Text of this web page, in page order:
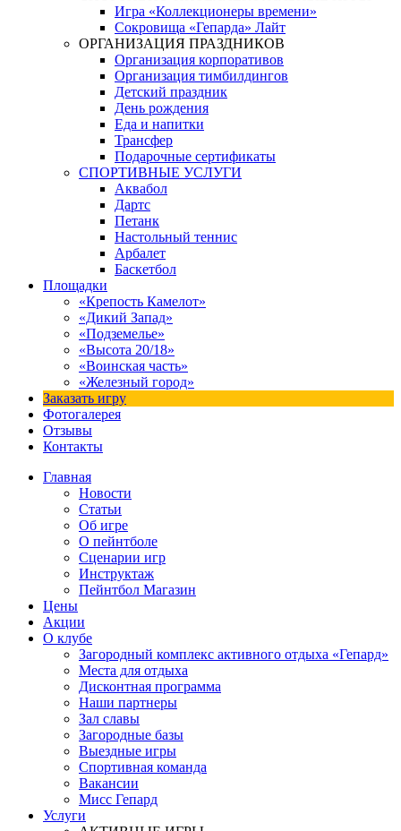
Игра «Коллекционеры времени»
Сокровища «Гепарда» Лайт
ОРГАНИЗАЦИЯ ПРАЗДНИКОВ
Организация корпоративов
Организация тимбилдингов
Детский праздник
День рождения
Еда и напитки
Трансфер
Подарочные сертификаты
СПОРТИВНЫЕ УСЛУГИ
Аквабол
Дартс
Петанк
Настольный теннис
Арбалет
Баскетбол
Площадки
«Крепость Камелот»
«Дикий Запад»
«Подземелье»
«Высота 20/18»
«Воинская часть»
«Железный город»
Заказать игру
Фотогалерея
Отзывы
Контакты
Главная
Новости
Статьи
Об игре
О пейнтболе
Сценарии игр
Инструктаж
Пейнтбол Магазин
Цены
Акции
О клубе
Загородный комплекс активного отдыха «Гепард»
Места для отдыха
Дисконтная программа
Наши партнеры
Зал славы
Загородные базы
Выездные игры
Спортивная команда
Вакансии
Мисс Гепард
Услуги